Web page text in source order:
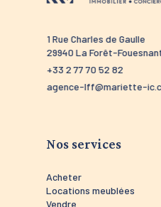
1 Rue Charles de Gaulle
29940 La Forêt-
+33 2 77 70 52 82
agence-lff@mariette-
Nos services
Acheter
Locations meublées
Vendre